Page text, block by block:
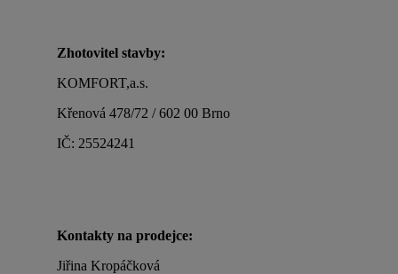
Zhotovitel stavby:
KOMFORT,a.s.
Křenová 478/72 / 602 00 Brno
IČ: 25524241
Kontakty na prodejce:
Jiřina Kropáčková